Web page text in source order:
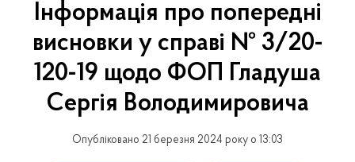
Інформація про попередні
висновки у справі № 3/20-
120-19 щодо ФОП Гладуша
Сергія Володимировича
Опубліковано 21 березня 2024 року о 13:03